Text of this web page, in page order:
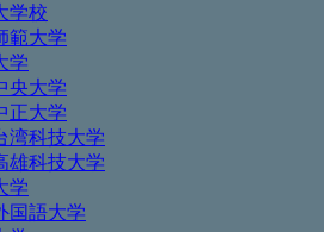
学校
範大学
学
央大学
正大学
湾科技大学
雄科技大学
学
国語大学